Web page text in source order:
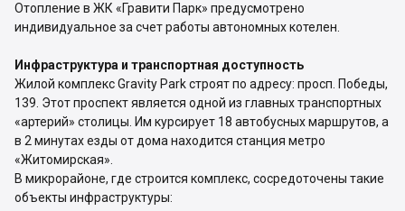
Отопление в ЖК «Гравити Парк» предусмотрено
индивидуальное за счет работы автономных котелен.
Инфраструктура и транспортная доступность
Жилой комплекс Gravity Park строят по адресу: просп. Победы,
139. Этот проспект является одной из главных транспортных
«артерий» столицы. Им курсирует 18 автобусных маршрутов, а
в 2 минутах езды от дома находится станция метро
«Житомирская».
В микрорайоне, где строится комплекс, сосредоточены такие
объекты инфраструктуры: